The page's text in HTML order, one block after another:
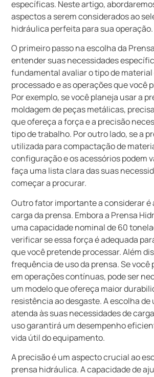
específicas. Neste artigo,
aspectos a serem considerados ao
hidráulica perfeita para sua operação.
O primeiro passo na escolha da
entender suas necessidades
fundamental avaliar o tipo de material
processado e as operações que você
Por exemplo, se você planeja usar a
moldagem de peças metálicas,
que ofereça a força e a precisão
tipo de trabalho. Por outro lado, se a
utilizada para compactação de
configuração e os acessórios podem
faça uma lista clara das suas
começar a procurar.
Outro fator importante a considerar é
carga da prensa. Embora a Prensa
uma capacidade nominal de 60
verificar se essa força é adequada
que você pretende processar. Além
frequência de uso da prensa. Se
em operações contínuas, pode ser
um modelo que ofereça maior
resistência ao desgaste. A escolha de
atenda às suas necessidades de
uso garantirá um desempenho
vida útil do equipamento.
A precisão é um aspecto crucial ao
prensa hidráulica. A capacidade de